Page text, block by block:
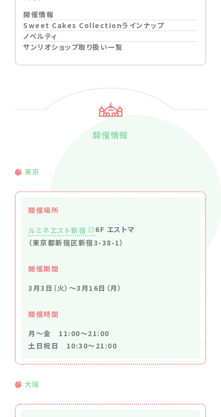
開催情報
Sweet Cakes Collectionラインナップ
ノベルティ
サンリオショップ取り扱い一覧
開催情報
東京
開催場所
ルミネエスト新宿
6F エストマ
（東京都新宿区新宿3-38-1）
開催期間
3月3日（火）～3月16日（月）
開催時間
月～金 11:00～21:00
土日祝日 10:30～21:00
大阪